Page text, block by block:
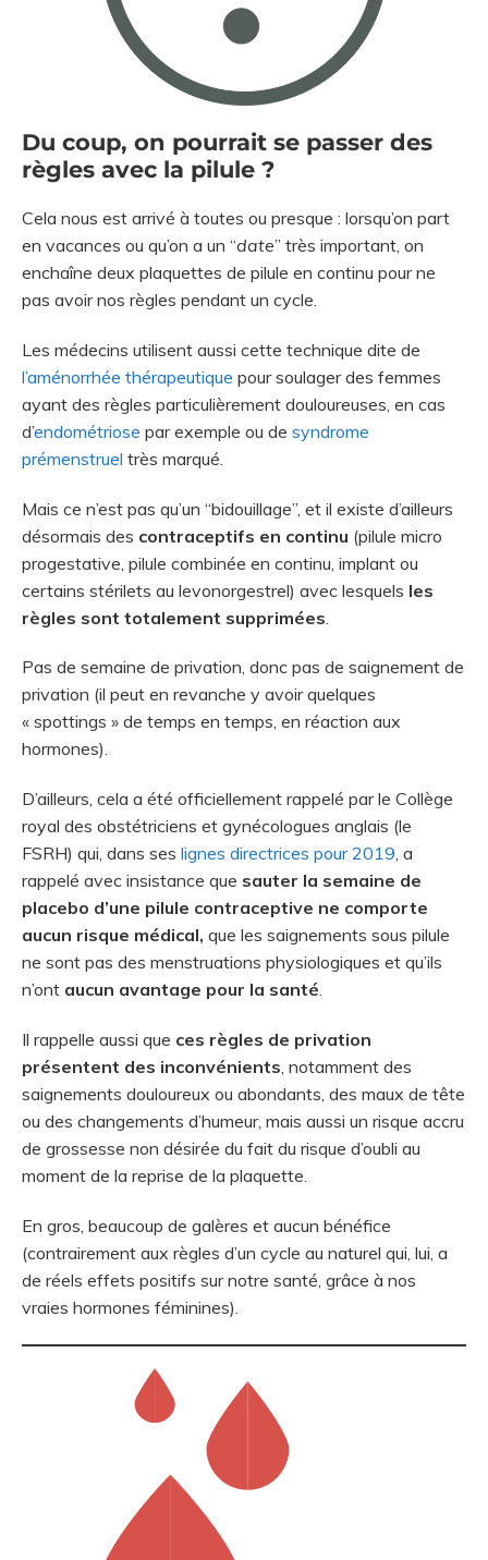
Du coup, on pourrait se passer des
règles avec la pilule ?
Cela nous est arrivé à toutes ou presque : lorsqu’on part
en vacances ou qu’on a un “date” très important, on
enchaîne deux plaquettes de pilule en continu pour ne
pas avoir nos règles pendant un cycle.
Les médecins utilisent aussi cette technique dite de
l’aménorrhée thérapeutique pour soulager des femmes
ayant des règles particulièrement douloureuses, en cas
d’endométriose par exemple ou de syndrome
prémenstruel très marqué.
Mais ce n’est pas qu’un “bidouillage”, et il existe d’ailleurs
désormais des contraceptifs en continu (pilule micro
progestative, pilule combinée en continu, implant ou
certains stérilets au levonorgestrel) avec lesquels les
règles sont totalement supprimées
Pas de semaine de privation, donc pas de saignement de
privation (il peut en revanche y avoir quelques
« spottings » de temps en temps, en réaction aux
hormones).
D’ailleurs, cela a été officiellement rappelé par le Collège
royal des obstétriciens et gynécologues anglais (le
FSRH) qui, dans ses lignes directrices pour 2019, a
rappelé avec insistance que sauter la semaine de
placebo d’une pilule contraceptive ne comporte
aucun risque médical, que les saignements sous pilule
ne sont pas des menstruations physiologiques et qu’ils
n’ont aucun avantage pour la santé.
Il rappelle aussi que ces règles de privation
présentent des inconvénients, notamment des
saignements douloureux ou abondants, des maux de tête
ou des changements d’humeur, mais aussi un risque accru
de grossesse non désirée du fait du risque d’oubli au
moment de la reprise de la plaquette.
En gros, beaucoup de galères et aucun bénéfice
(contrairement aux règles d’un cycle au naturel qui, lui, a
de réels effets positifs sur notre santé, grâce à nos
vraies hormones féminines).